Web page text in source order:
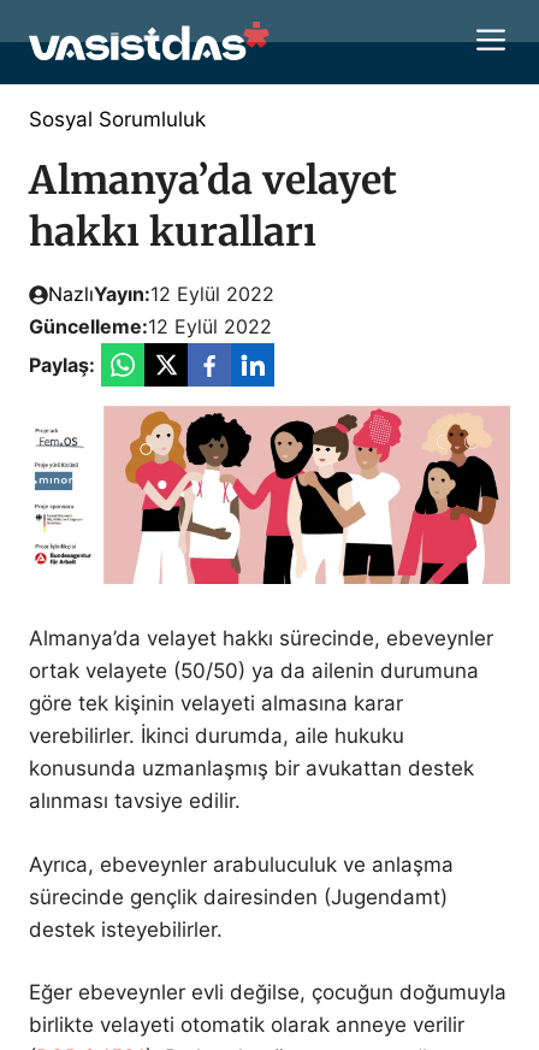
atla
Sosyal Sorumluluk
Almanya’da velayet
hakkı kuralları
NazlıYayın:12 Eylül 2022
Güncelleme:12 Eylül 2022
Paylaş:
Almanya’da velayet hakkı sürecinde, ebeveynler
ortak velayete (50/50) ya da ailenin durumuna
göre tek kişinin velayeti almasına karar
verebilirler. İkinci durumda, aile hukuku
konusunda uzmanlaşmış bir avukattan destek
alınması tavsiye edilir.
Ayrıca, ebeveynler arabuluculuk ve anlaşma
sürecinde gençlik dairesinden (Jugendamt)
destek isteyebilirler.
Eğer ebeveynler evli değilse, çocuğun doğumuyla
birlikte velayeti otomatik olarak anneye verilir